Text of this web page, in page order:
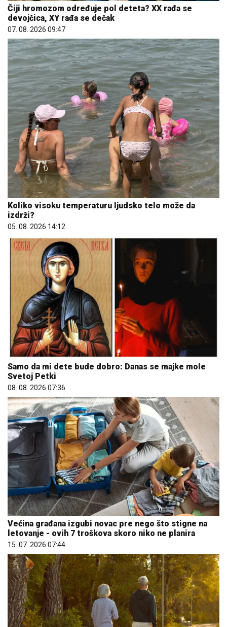
Čiji hromozom određuje pol deteta? XX rađa se
devojčica, XY rađa se dečak
07. 08. 2026 09:47
Koliko visoku temperaturu ljudsko telo može da
izdrži?
05. 08. 2026 14:12
Samo da mi dete bude dobro: Danas se majke mole
Svetoj Petki
08. 08. 2026 07:36
Većina građana izgubi novac pre nego što stigne na
letovanje - ovih 7 troškova skoro niko ne planira
15. 07. 2026 07:44